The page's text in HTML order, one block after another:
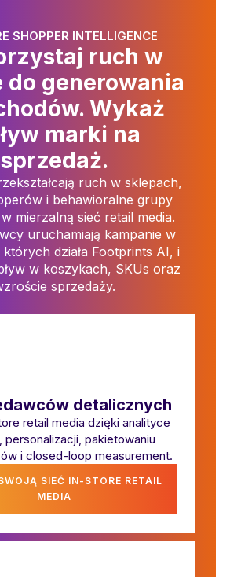
SHOPPER INTELLIGENCE
ruch w
do generowania
Wykaż
marki na
sprzedaż.
ruch w sklepach,
i behawioralne grupy
mierzalną sieć retail media.
uruchamiają kampanie w
działa Footprints AI, i
w koszykach, SKUs oraz
sprzedaży.
detalicznych
retail media dzięki analityce
personalizacji, pakietowaniu
i closed-loop measurement.
SIEĆ IN-STORE RETAIL
MEDIA